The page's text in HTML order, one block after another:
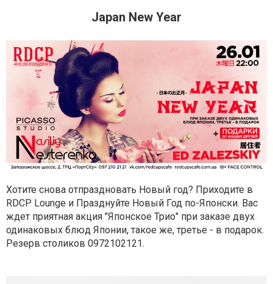
Japan New Year
Хотите снова отпраздновать Новый год? Приходите в
RDCP Lounge и Празднуйте Новый Год по-Японски. Вас
ждет приятная акция "Японское Трио" при заказе двух
одинаковых блюд Японии, такое же, третье - в подарок.
Резерв столиков 0972102121.